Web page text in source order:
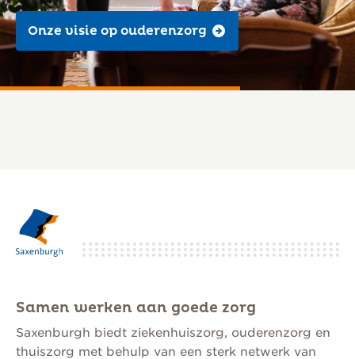
Onze visie op ouderenzorg
Samen werken aan goede zorg
Saxenburgh biedt ziekenhuiszorg, ouderenzorg en
thuiszorg met behulp van een sterk netwerk van